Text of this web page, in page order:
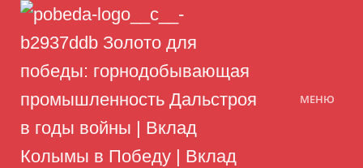
МЕНЮ